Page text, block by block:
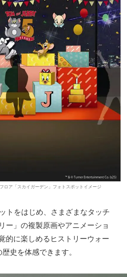
ロア「スカイガーデン」フォトスポットイメージ
トをはじめ、さまざまなタッチ
ー」の複製原画やアニメーショ
的に楽しめるヒストリーウォー
史を体感できます。